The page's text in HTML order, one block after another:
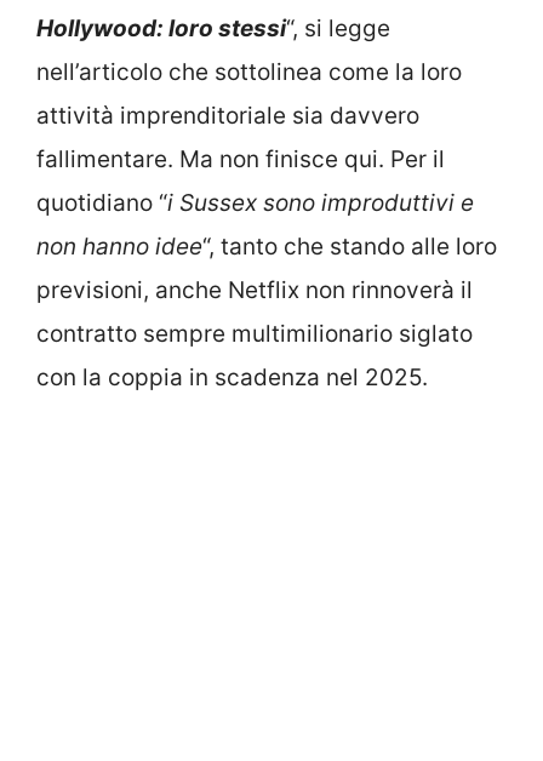
Hollywood: loro stessi“, si legge
nell’articolo che sottolinea come la loro
attività imprenditoriale sia davvero
fallimentare. Ma non finisce qui. Per il
quotidiano “i Sussex sono improduttivi e
non hanno idee“, tanto che stando alle loro
previsioni, anche Netflix non rinnoverà il
contratto sempre multimilionario siglato
con la coppia in scadenza nel 2025.